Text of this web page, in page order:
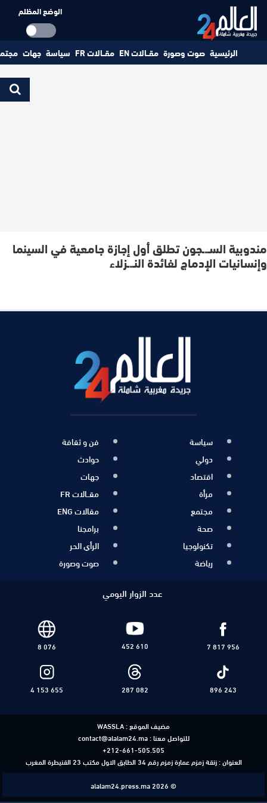
الوضع المظلم
الرئيسية صوت وصورة مقــالات EN مقــالات FR سياسة جهات
مندوبية السـ.ـجون تطلق أول إجازة جامعية في السينما
وإنسانيات الإدماج لفائدة النـ.ـزلاء
سياسة
دولي
اقتصاد
مرأة
مجتمع
صحة
تكنولوجيا
رياضة
فن و ثقافة
حوادث
جهات
مقــالات FR
مقالات ENG
برامجنا
الرأي الحر
صوت وصورة
عدد الزوار اليومي
7 817 956
452 610
8 076
896 243
287 082
4 153 655
مضيف الموقع :WASSLA
للتواصل معنا :contact@alalam24.ma
+212-661-505.505
العنوان : زنقة زمزم عمارة زمزم رقم 34 الطابق الاول مكتب 23 القنيطرة المغرب
alalam24.press.ma 2026 ©